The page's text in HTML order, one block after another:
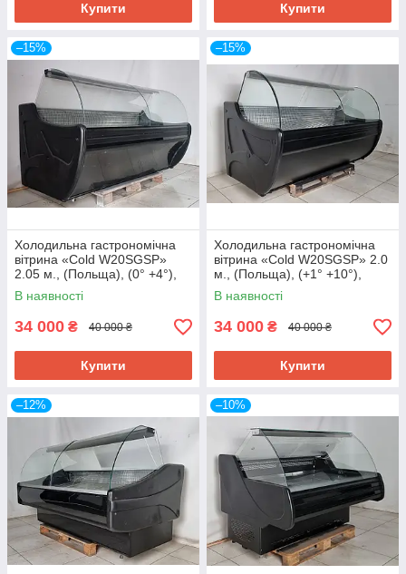
Купити Купити
–15%
Холодильна гастрономічна
вітрина «Cold W20SGSP»
2.05 м., (Польща), (0° +4°),
викладка 72 см., Б/у
В наявності
34 000 ₴ 40 000 ₴
Купити
–15%
Холодильна гастрономічна
вітрина «Cold W20SGSP» 2.0
м., (Польща), (+1° +10°),
викладка 75 см., Б/у
В наявності
34 000 ₴ 40 000 ₴
Купити
–12% –10%